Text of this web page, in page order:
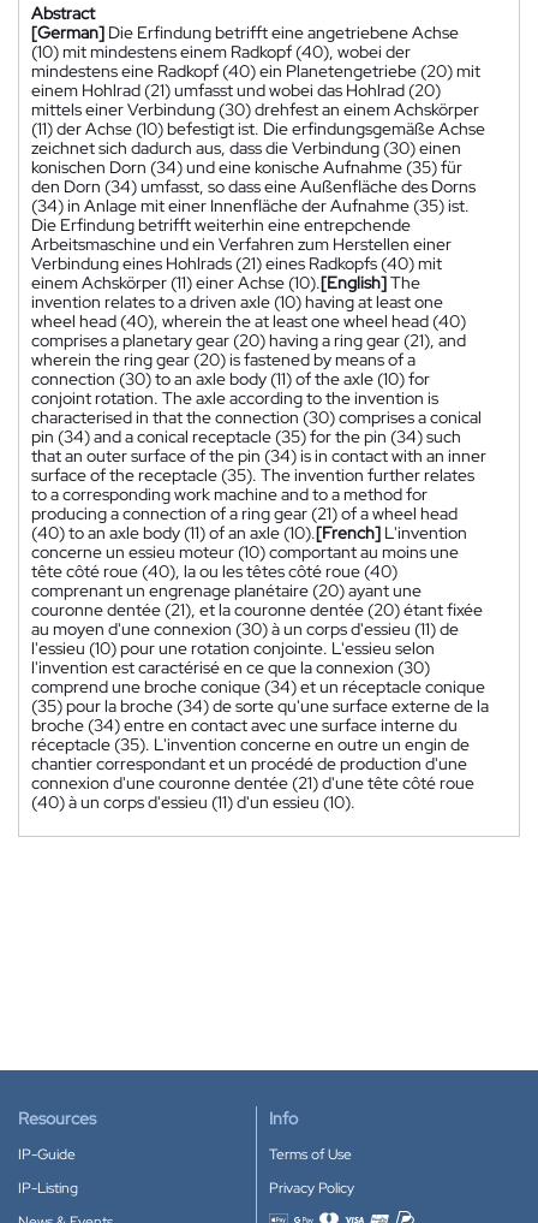
Abstract
[German] Die Erfindung betrifft eine angetriebene Achse
(10) mit mindestens einem Radkopf (40), wobei der
mindestens eine Radkopf (40) ein Planetengetriebe (20) mit
einem Hohlrad (21) umfasst und wobei das Hohlrad (20)
mittels einer Verbindung (30) drehfest an einem Achskörper
(11) der Achse (10) befestigt ist. Die erfindungsgemäße Achse
zeichnet sich dadurch aus, dass die Verbindung (30) einen
konischen Dorn (34) und eine konische Aufnahme (35) für
den Dorn (34) umfasst, so dass eine Außenfläche des Dorns
(34) in Anlage mit einer Innenfläche der Aufnahme (35) ist.
Die Erfindung betrifft weiterhin eine entrepchende
Arbeitsmaschine und ein Verfahren zum Herstellen einer
Verbindung eines Hohlrads (21) eines Radkopfs (40) mit
einem Achskörper (11) einer Achse (10).[English]The
invention relates to a driven axle (10) having at least one
wheel head (40), wherein the at least one wheel head (40)
comprises a planetary gear (20) having a ring gear (21), and
wherein the ring gear (20) is fastened by means of a
connection (30) to an axle body (11) of the axle (10) for
conjoint rotation. The axle according to the invention is
characterised in that the connection (30) comprises a conical
pin (34) and a conical receptacle (35) for the pin (34) such
that an outer surface of the pin (34) is in contact with an inner
surface of the receptacle (35). The invention further relates
to a corresponding work machine and to a method for
producing a connection of a ring gear (21) of a wheel head
(40) to an axle body (11) of an axle (10).[French] L'invention
concerne un essieu moteur (10) comportant au moins une
tête côté roue (40), la ou les têtes côté roue (40)
comprenant un engrenage planétaire (20) ayant une
couronne dentée (21), et la couronne dentée (20) étant fixée
au moyen d'une connexion (30) à un corps d'essieu (11) de
l'essieu (10) pour une rotation conjointe. L'essieu selon
l'invention est caractérisé en ce que la connexion (30)
comprend une broche conique (34) et un réceptacle conique
(35) pour la broche (34) de sorte qu'une surface externe de la
broche (34) entre en contact avec une surface interne du
réceptacle (35). L'invention concerne en outre un engin de
chantier correspondant et un procédé de production d'une
connexion d'une couronne dentée (21) d'une tête côté roue
(40) à un corps d'essieu (11) d'un essieu (10).
Resources
IP-Guide
IP-Listing
Info
Terms of Use
Privacy Policy